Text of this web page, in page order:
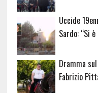
Uccide
Sardo: “Si
Dramma
Fabrizio